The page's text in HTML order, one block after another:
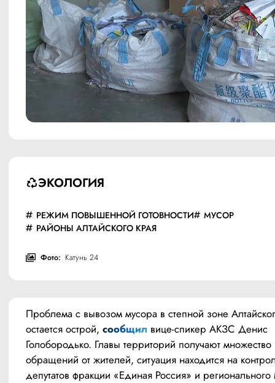
ЭКОЛОГИЯ
РЕЖИМ ПОВЫШЕННОЙ ГОТОВНОСТИ
МУСОР
РАЙОНЫ АЛТАЙСКОГО КРАЯ
Фото: Катунь 24
Проблема с вывозом мусора в степной зоне
остается острой, сообщил вице-спикер АКЗС Денис
Голобородько. Главы территорий получают множество
обращений от жителей, ситуация находится на
депутатов фракции «Единая Россия» и